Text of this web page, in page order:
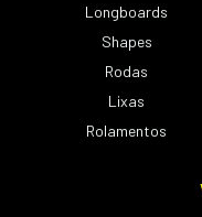
Longboards
Shapes
Rodas
Lixas
Rolamentos